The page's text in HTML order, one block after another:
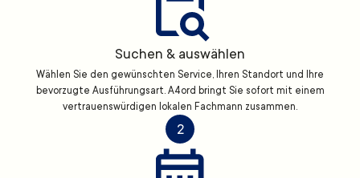
Suchen & auswählen
Wählen Sie den gewünschten Service, Ihren Standort und Ihre
bevorzugte Ausführungsart. A4ord bringt Sie sofort mit einem
vertrauenswürdigen lokalen Fachmann zusammen.
2